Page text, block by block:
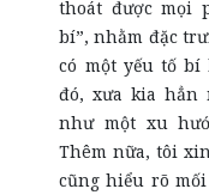
thoát được mọi
bí”, nhằm đặc
có một yếu tố
đó, xưa kia hẳn
như một xu
Thêm nữa, tôi
cũng hiểu rõ